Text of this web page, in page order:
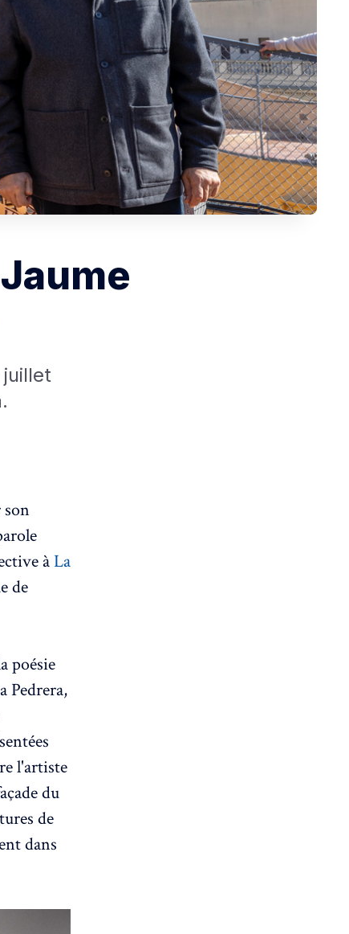
juillet
àLa
de
poésie
Pedrera,
l'artiste
du
de
dans